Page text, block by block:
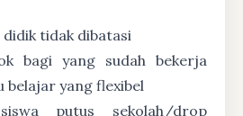
tidak dibatasi
bagi yang sudah bekerja
belajar yang flexibel
putus sekolah/drop